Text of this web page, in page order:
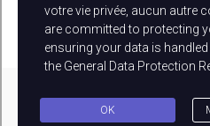
votre vie privée, aucun autre
are committed to protecting
ensuring your data is
the General Data Protection
OK